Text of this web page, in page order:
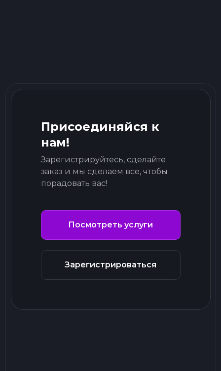
Присоединяйся к
нам!
Зарегистрируйтесь, сделайте
заказ и мы сделаем все, чтобы
порадовать вас!
Посмотреть услуги
Зарегистрироваться